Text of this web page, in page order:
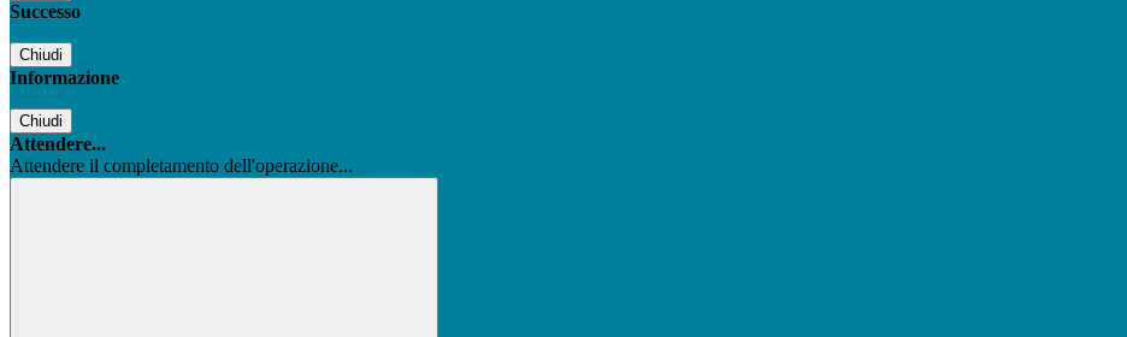
Successo
Chiudi
Informazione
Chiudi
Attendere...
Attendere il completamento dell'operazione...